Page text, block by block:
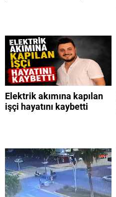
Elektrik akımına kapılan
işçi hayatını kaybetti